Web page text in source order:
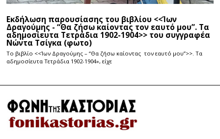
Εκδήλωση παρουσίασης του βιβλίου <<Ίων
Δραγούμης - “Θα ζήσω καίοντας τον εαυτό μου”. Τα
αδημοσίευτα Τετράδια 1902-1904>> του συγγραφέα
Νώντα Τσίγκα (φωτο)
Το βιβλίο <<Ίων Δραγούμης – “Θα ζήσω καίοντας τον εαυτό μου”>>. Τα
αδημοσίευτα Τετράδια 1902-1904», είχε